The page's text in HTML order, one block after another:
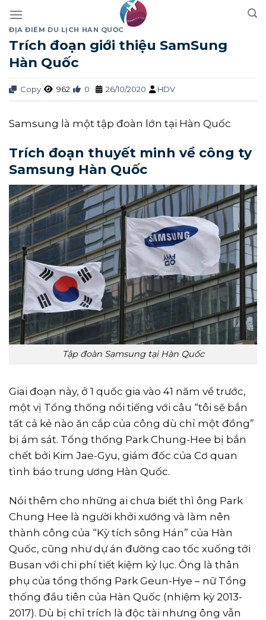
content
ĐỊA ĐIỂM DU LỊCH HÀN QUỐC
Trích đoạn giới thiệu SamSung
Hàn Quốc
Copy 962 0 26/10/2020 HDV
Samsung là một tập đoàn lớn tại Hàn Quốc
Trích đoạn thuyết minh về công ty
Samsung Hàn Quốc
Tập đoàn Samsung tại Hàn Quốc
Giai đoạn này, ở 1 quốc gia vào 41 năm về trước,
một vị Tổng thống nổi tiếng với câu “tôi sẽ bắn
tất cả kẻ nào ăn cắp của công dù chỉ một đồng”
bị ám sát. Tổng thống Park Chung-Hee bị bắn
chết bởi Kim Jae-Gyu, giám đốc của Cơ quan
tình báo trung ương Hàn Quốc.
Nói thêm cho những ai chưa biết thì ông Park
Chung Hee là người khởi xướng và làm nên
thành công của “Kỳ tích sông Hán” của Hàn
Quốc, cũng như dự án đường cao tốc xuống tới
Busan với chi phí tiết kiệm kỷ lục. Ông là thân
phụ của tổng thống Park Geun-Hye – nữ Tổng
thống đầu tiên của Hàn Quốc (nhiệm kỳ 2013-
2017). Dù bị chỉ trích là độc tài nhưng ông vẫn